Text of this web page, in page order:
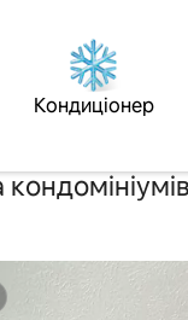
Кондиціонер